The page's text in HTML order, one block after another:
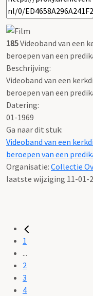
185Videoband van een
beroepen van een
Beschrijving:
Videoband van een
beroepen van een
Datering:
01-1969
Ga naar dit stuk:
Videoband van een
beroepen van een
Organisatie: Collectie
laatste wijziging 11-01-
1
...
2
3
4